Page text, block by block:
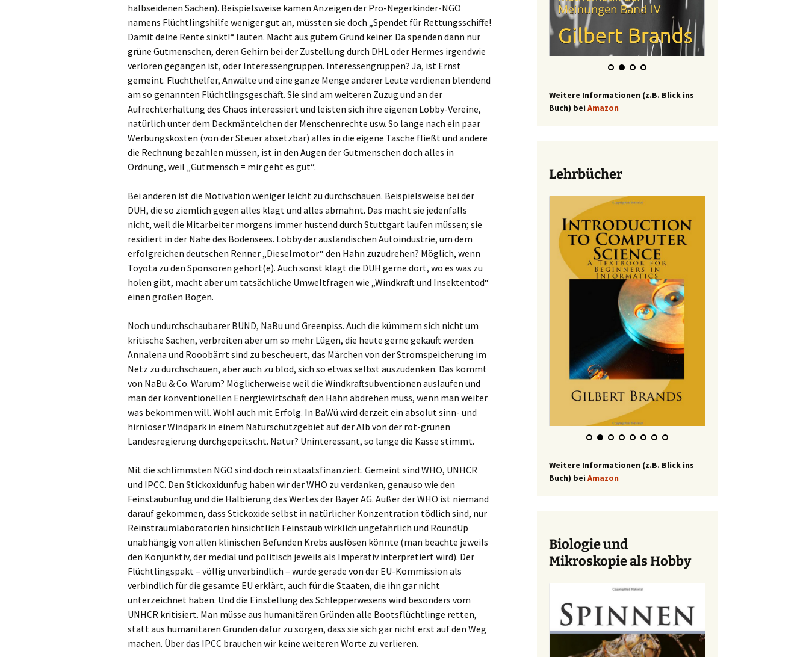
halbseidenen Sachen). Beispielsweise kämen Anzeigen der Pro-Negerkinder-NGO
namens Flüchtlingshilfe weniger gut an, müssten sie doch „Spendet für Rettungsschiffe!
Damit deine Rente sinkt!“ lauten. Macht aus gutem Grund keiner. Da spenden dann nur
grüne Gutmenschen, deren Gehirn bei der Zustellung durch DHL oder Hermes irgendwie
verloren gegangen ist, oder Interessengruppen. Interessengruppen? Ja, ist Ernst
gemeint. Fluchthelfer, Anwälte und eine ganze Menge anderer Leute verdienen blendend
am so genannten Flüchtlingsgeschäft. Sie sind am weiteren Zuzug und an der
Aufrechterhaltung des Chaos interessiert und leisten sich ihre eigenen Lobby-Vereine,
natürlich unter dem Deckmäntelchen der Menschenrechte usw. So lange nach ein paar
Werbungskosten (von der Steuer absetzbar) alles in die eigene Tasche fließt und andere
die Rechnung bezahlen müssen, ist in den Augen der Gutmenschen doch alles in
Ordnung, weil „Gutmensch = mir geht es gut“.
Bei anderen ist die Motivation weniger leicht zu durchschauen. Beispielsweise bei der
DUH, die so ziemlich gegen alles klagt und alles abmahnt. Das macht sie jedenfalls
nicht, weil die Mitarbeiter morgens immer hustend durch Stuttgart laufen müssen; sie
residiert in der Nähe des Bodensees. Lobby der ausländischen Autoindustrie, um dem
erfolgreichen deutschen Renner „Dieselmotor“ den Hahn zuzudrehen? Möglich, wenn
Toyota zu den Sponsoren gehört(e). Auch sonst klagt die DUH gerne dort, wo es was zu
holen gibt, macht aber um tatsächliche Umweltfragen wie „Windkraft und Insektentod“
einen großen Bogen.
Noch undurchschaubarer BUND, NaBu und Greenpiss. Auch die kümmern sich nicht um
kritische Sachen, verbreiten aber um so mehr Lügen, die heute gerne gekauft werden.
Annalena und Rooobärrt sind zu bescheuert, das Märchen von der Stromspeicherung im
Netz zu durchschauen, aber auch zu blöd, sich so etwas selbst auszudenken. Das kommt
von NaBu & Co. Warum? Möglicherweise weil die Windkraftsubventionen auslaufen und
man der konventionellen Energiewirtschaft den Hahn abdrehen muss, wenn man weiter
was bekommen will. Wohl auch mit Erfolg. In BaWü wird derzeit ein absolut sinn- und
hirnloser Windpark in einem Naturschutzgebiet auf der Alb von der rot-grünen
Landesregierung durchgepeitscht. Natur? Uninteressant, so lange die Kasse stimmt.
Mit die schlimmsten NGO sind doch rein staatsfinanziert. Gemeint sind WHO, UNHCR
und IPCC. Den Stickoxidunfug haben wir der WHO zu verdanken, genauso wie den
Feinstaubunfug und die Halbierung des Wertes der Bayer AG. Außer der WHO ist niemand
darauf gekommen, dass Stickoxide selbst in natürlicher Konzentration tödlich sind, nur
Reinstraumlaboratorien hinsichtlich Feinstaub wirklich ungefährlich und RoundUp
unabhängig von allen klinischen Befunden Krebs auslösen könnte (man beachte jeweils
den Konjunktiv, der medial und politisch jeweils als Imperativ interpretiert wird). Der
Flüchtlingspakt – völlig unverbindlich – wurde gerade von der EU-Kommission als
verbindlich für die gesamte EU erklärt, auch für die Staaten, die ihn gar nicht
unterzeichnet haben. Und die Einstellung des Schlepperwesens wird besonders vom
UNHCR kritisiert. Man müsse aus humanitären Gründen alle Bootsflüchtlinge retten,
statt aus humanitären Gründen dafür zu sorgen, dass sie sich gar nicht erst auf den Weg
machen. Über das IPCC brauchen wir keine weiteren Worte zu verlieren.
Weitere Informationen (z.B. Blick ins
Buch) bei Amazon
Lehrbücher
Weitere Informationen (z.B. Blick ins
Buch) bei Amazon
Biologie und
Mikroskopie als Hobby